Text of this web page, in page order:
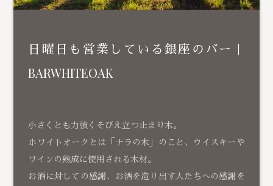
日曜日も営業している銀座のバー｜
BARWHITEOAK
小さくとも力強くそびえ立つ止まり木。
ホワイトオークとは「ナラの木」のこと、ウイスキーや
ワインの熟成に使用される木材。
お酒に対しての感謝、お酒を造り出す人たちへの感謝を